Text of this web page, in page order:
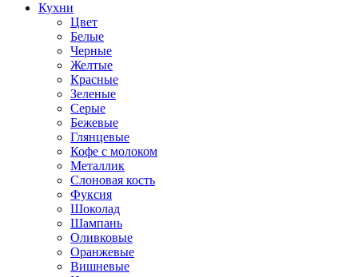
Кухни
Цвет
Белые
Черные
Желтые
Красные
Зеленые
Серые
Бежевые
Глянцевые
Кофе с молоком
Металлик
Слоновая кость
Фуксия
Шоколад
Шампань
Оливковые
Оранжевые
Вишневые